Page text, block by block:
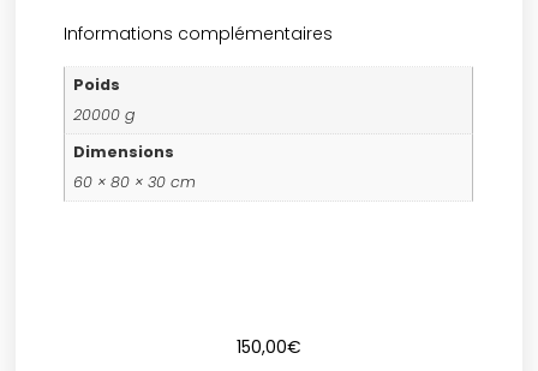
Informations complémentaires
Poids
20000 g
Dimensions
60 × 80 × 30 cm
150,00€